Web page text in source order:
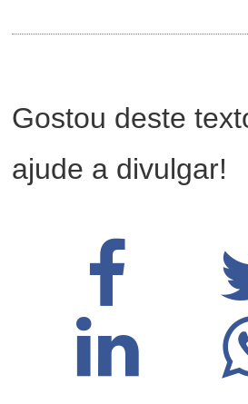
Gostou deste
ajude a divulgar!